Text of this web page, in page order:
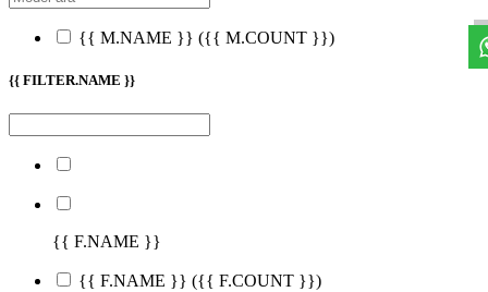
{{ M.NAME }} ({{ M.COUNT }})
{{ FILTER.NAME }}
{{ F.NAME }}
{{ F.NAME }} ({{ F.COUNT }})